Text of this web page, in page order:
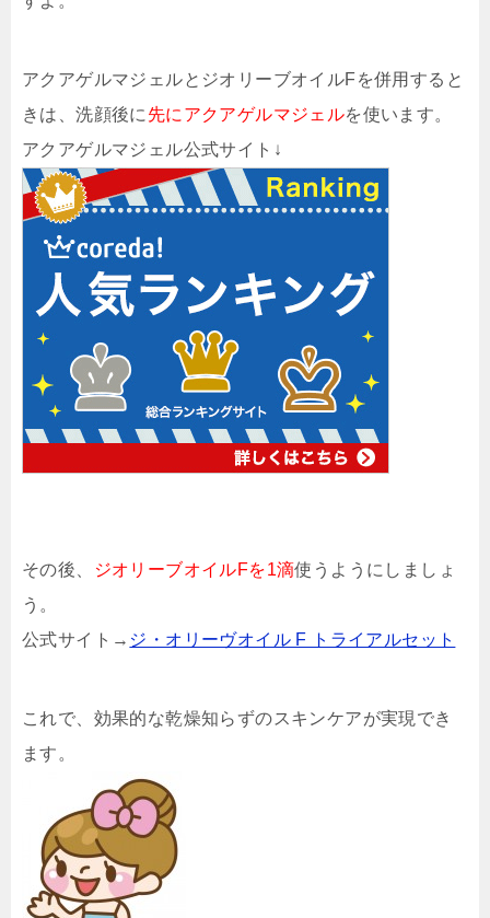
アクアゲルマジェルとジオリーブオイルFを併用すると
きは、洗顔後に 先にアクアゲルマジェルを使います。
アクアゲルマジェル公式サイト↓
その後、 ジオリーブオイルFを1滴使うようにしましょ
う。
公式サイト→ ジ・オリーヴオイル F トライアルセット
これで、効果的な乾燥知らずのスキンケアが実現でき
ます。